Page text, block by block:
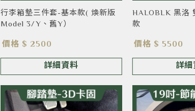
行李箱墊三件套-基本款( 煥新版
Model 3/Y、舊Y）
價格 $ 2500
詳細資料
HALOBLK 黑洛
款
價格 $ 5500
詳